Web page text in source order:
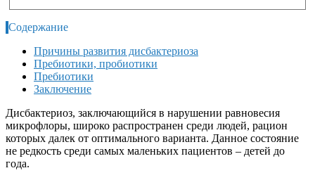
Содержание
Причины развития дисбактериоза
Пребиотики, пробиотики
Пребиотики
Заключение
Дисбактериоз, заключающийся в нарушении равновесия
микрофлоры, широко распространен среди людей, рацион
которых далек от оптимального варианта. Данное состояние
не редкость среди самых маленьких пациентов – детей до
года.